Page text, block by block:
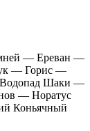
— Ереван —
— Горис —
Шаки —
— Норатус
Коньячный